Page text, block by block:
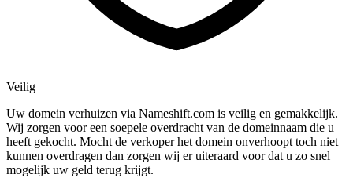
Veilig
Uw domein verhuizen via Nameshift.com is veilig en gemakkelijk.
Wij zorgen voor een soepele overdracht van de domeinnaam die u
heeft gekocht. Mocht de verkoper het domein onverhoopt toch niet
kunnen overdragen dan zorgen wij er uiteraard voor dat u zo snel
mogelijk uw geld terug krijgt.